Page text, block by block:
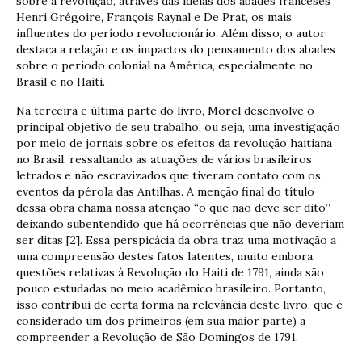
Henri Grégoire, François Raynal e De Prat, os mais
influentes do período revolucionário. Além disso, o autor
destaca a relação e os impactos do pensamento dos abades
sobre o período colonial na América, especialmente no
Brasil e no Haiti.
Na terceira e última parte do livro, Morel desenvolve o
principal objetivo de seu trabalho, ou seja, uma investigação
por meio de jornais sobre os efeitos da revolução haitiana
no Brasil, ressaltando as atuações de vários brasileiros
letrados e não escravizados que tiveram contato com os
eventos da pérola das Antilhas. A menção final do título
dessa obra chama nossa atenção “o que não deve ser dito”
deixando subentendido que há ocorrências que não deveriam
ser ditas [2]. Essa perspicácia da obra traz uma motivação a
uma compreensão destes fatos latentes, muito embora,
questões relativas à Revolução do Haiti de 1791, ainda são
pouco estudadas no meio acadêmico brasileiro. Portanto,
isso contribui de certa forma na relevância deste livro, que é
considerado um dos primeiros (em sua maior parte) a
compreender a Revolução de São Domingos de 1791.